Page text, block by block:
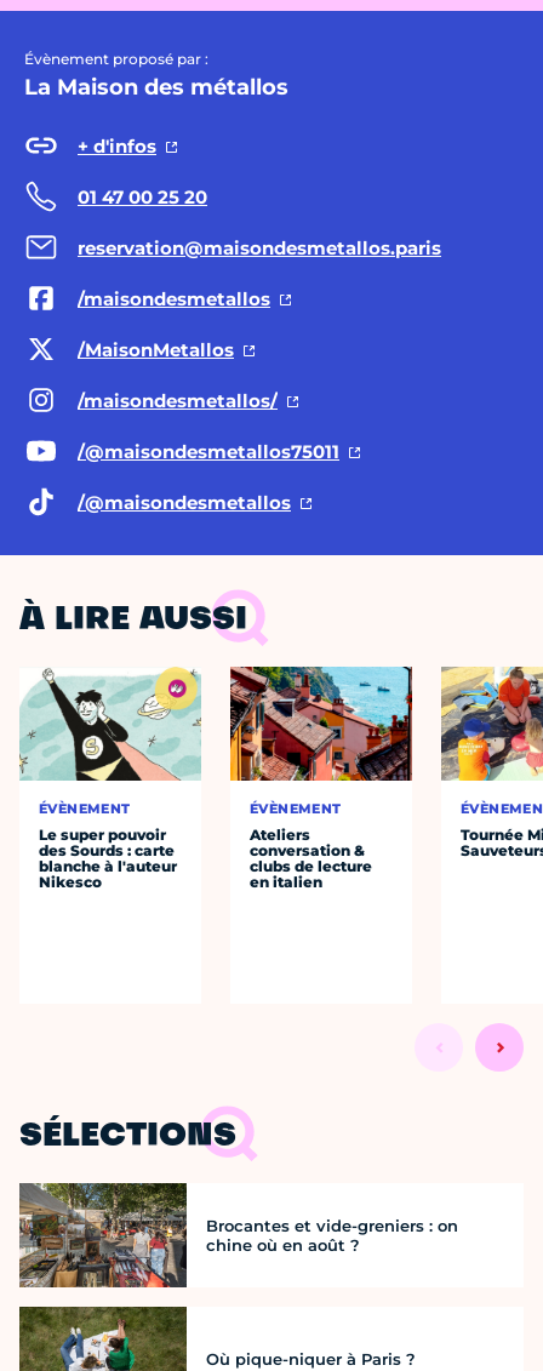
Évènement proposé par :
La Maison des métallos
+ d'infos
01 47 00 25 20
reservation@maisondesmetallos.paris
/maisondesmetallos
/MaisonMetallos
/maisondesmetallos/
/@maisondesmetallos75011
/@maisondesmetallos
À LIRE AUSSI
ÉVÈNEMENT
Le super pouvoir
des Sourds : carte
blanche à l'auteur
Nikesco
ÉVÈNEMENT
Ateliers
conversation &
clubs de lecture
en italien
Tournée
SÉLECTIONS
Brocantes et vide-greniers : on
chine où en août ?
Où pique-niquer à Paris ?